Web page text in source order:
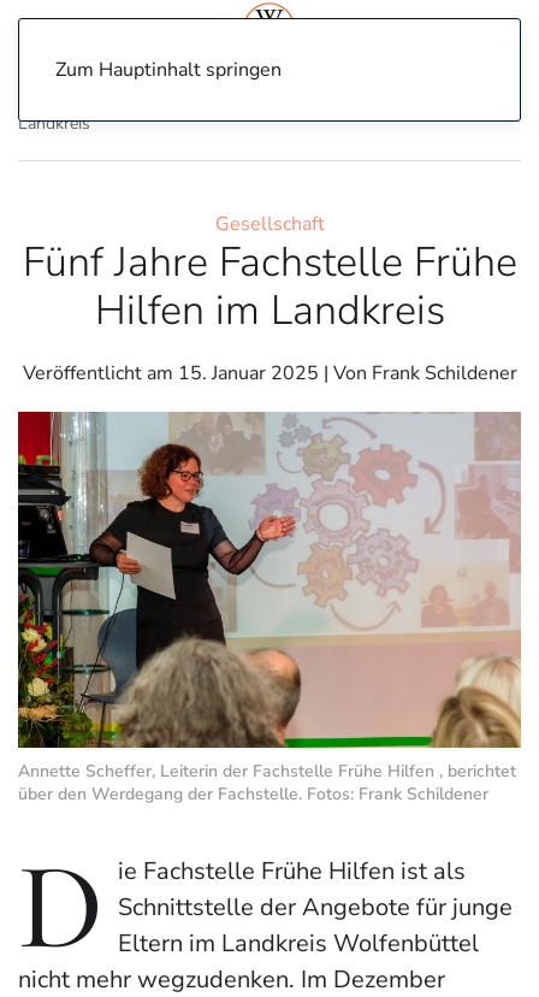
Zum Hauptinhalt springen
Landkreis
Gesellschaft
Fünf Jahre Fachstelle Frühe
Hilfen im Landkreis
Veröffentlicht am 15. Januar 2025 | Von Frank Schildener
Annette Scheffer, Leiterin der Fachstelle Frühe Hilfen , berichtet
über den Werdegang der Fachstelle. Fotos: Frank Schildener
D
ie Fachstelle Frühe Hilfen ist als
Schnittstelle der Angebote für junge
Eltern im Landkreis Wolfenbüttel
nicht mehr wegzudenken. Im Dezember